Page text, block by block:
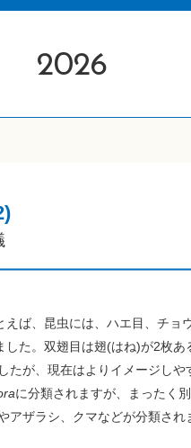
2026
ば、昆虫には、ハエ目、チョ
た。双翅目は翅(はね)が2枚
が、現在はよりイメージしや
に分類されますが、まったく
ザラシ、クマなどが分類され